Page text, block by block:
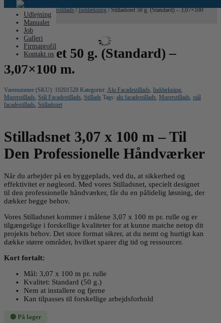
Udlejning
Manualer
Job
Galleri
Firmaprofil
Kontakt os
Hjem/Stillads/Murerstillads/Inddækning/ Stilladsnet 50 g. (Standard) – 3,07×100
Stilladsnet 50 g. (Standard) –
3,07×100 m.
Varenummer (SKU): 10201528 Kategorier: Alu Facadestillads Inddækning
Murerstillads Stål Facadestillads Stillads Tags: alu facadestillads Murerstillads stål
facadestillads Stilladsnet
Stilladsnet 3,07 x 100 m – Til
Den Professionelle Håndværker
Når du arbejder på en byggeplads, ved du, at sikkerhed og
effektivitet er nøgleord. Med vores Stilladsnet, specielt designet
til den professionelle håndværker, får du en pålidelig løsning, der
dækker begge behov.
Vores Stilladsnet kommer i målene 3,07 x 100 m pr. rulle og er
tilgængelige i forskellige kvaliteter for at kunne matche netop dit
projekts behov. Det store format sikrer, at du nemt og hurtigt kan
dække større områder, hvilket sparer dig tid og ressourcer.
Kort fortalt:
Mål: 3,07 x 100 m pr. rulle
Kvalitet: Standard (50 g.)
Nem at installere og fjerne
Kan tilpasses til forskellige arbejdsforhold
🟢 På lager